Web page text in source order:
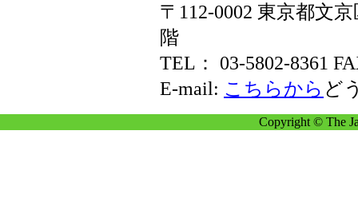
〒112-0002 東京都文
階
TEL： 03-5802-8361
E-mail: こちらから ど
Copyright © The